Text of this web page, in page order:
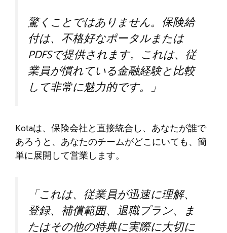
驚くことではありません。保険給
付は、不格好なポータルまたは
PDFSで提供されます。これは、従
業員が慣れている金融経験と比較
して非常に魅力的です。」
Kotaは、保険会社と直接統合し、あなたが誰で
あろうと、あなたのチームがどこにいても、簡
単に展開して営業します。
「これは、従業員が迅速に理解、
登録、補償範囲、退職プラン、ま
たはその他の特典に実際に大切に